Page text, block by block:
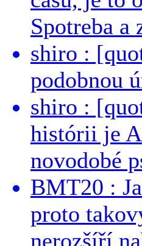
Spotreba
shiro :
podobnou
shiro :
histórii je
novodobé
BMT20 :
proto
nerozšíří